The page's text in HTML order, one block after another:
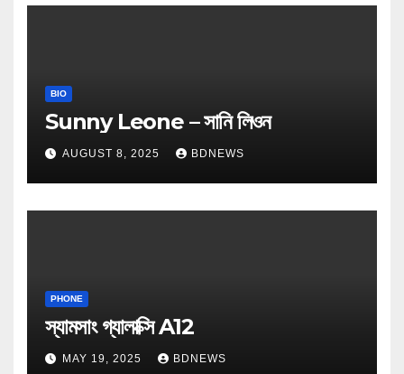
BIO
Sunny Leone – সানি লিওন
AUGUST 8, 2025 BDNEWS
PHONE
স্যামসাং গ্যালাক্সি A12
MAY 19, 2025 BDNEWS